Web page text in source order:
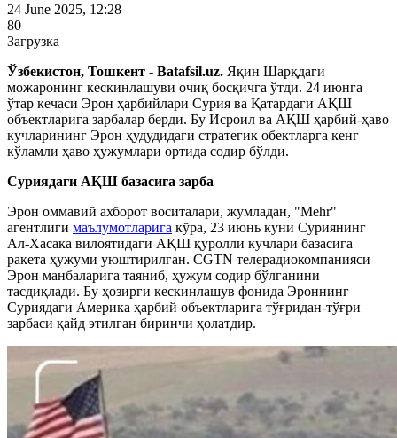
24 June 2025, 12:28
80
Загрузка
Ўзбекистон, Тошкент - Batafsil.uz. Яқин Шарқдаги
можаронинг кескинлашуви очиқ босқичга ўтди. 24 июнга
ўтар кечаси Эрон ҳарбийлари Сурия ва Қатардаги АҚШ
объектларига зарбалар берди. Бу Исроил ва АҚШ ҳарбий-ҳаво
кучларининг Эрон ҳудудидаги стратегик обектларга кенг
кўламли ҳаво ҳужумлари ортида содир бўлди.
Суриядаги АҚШ базасига зарба
Эрон оммавий ахборот воситалари, жумладан, "Mehr"
агентлиги маълумотларига кўра, 23 июнь куни Суриянинг
Ал-Хасака вилоятидаги АҚШ қуролли кучлари базасига
ракета ҳужуми уюштирилган. CGTN телерадиокомпанияси
Эрон манбаларига таяниб, ҳужум содир бўлганини
тасдиқлади. Бу ҳозирги кескинлашув фонида Эроннинг
Суриядаги Америка ҳарбий объектларига тўғридан-тўғри
зарбаси қайд этилган биринчи ҳолатдир.